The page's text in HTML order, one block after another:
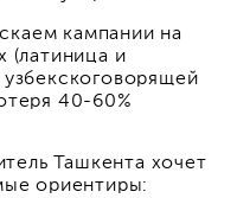
кампании на
(латиница и
40-60%
Ташкента хочет
ориентиры: